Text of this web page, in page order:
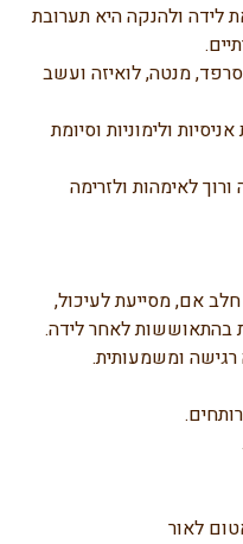
לידה ולהנקה היא תערובת
מנטה, לואיזה ועשב
ולימוניות וסיומת
לאימהות ולזרימה
אם, מסייעת לעיכול,
בהתאוששות לאחר לידה.
רגישה ומשמעותית.
לאור